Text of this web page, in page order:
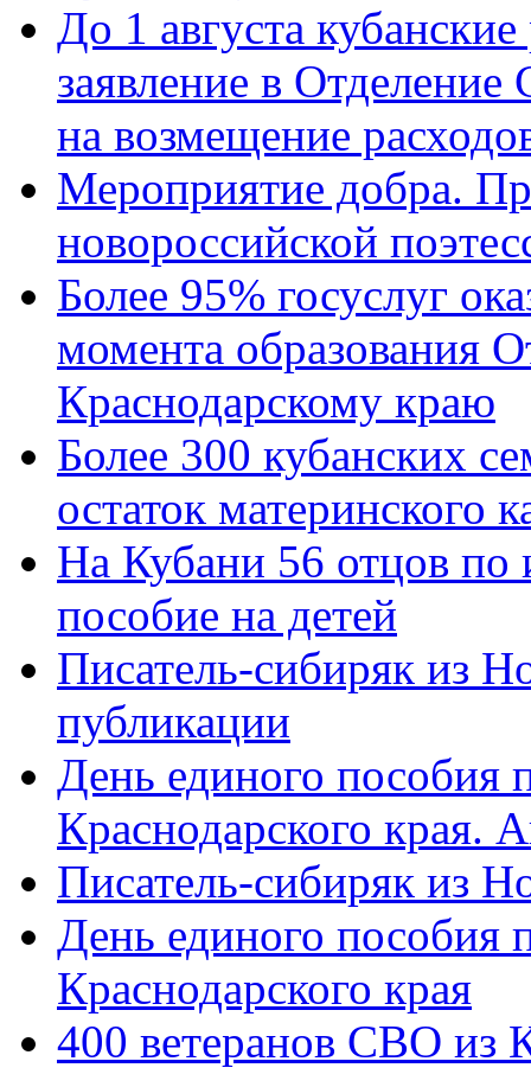
До 1 августа
заявление в
на возмещение
Мероприятие добра.
новороссийской
Более 95% госуслуг
момента образования
Краснодарскому краю
Более 300 кубанских
остаток материнского
На Кубани 56 отцов по
пособие на детей
Писатель-сибиряк из
публикации
День единого пособия
Краснодарского края.
Писатель-сибиряк из
День единого пособия
Краснодарского края
400 ветеранов СВО из